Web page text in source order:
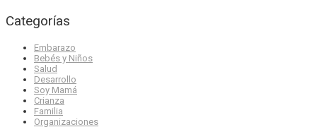
Categorías
Embarazo
Bebés y Niños
Salud
Desarrollo
Soy Mamá
Crianza
Familia
Organizaciones